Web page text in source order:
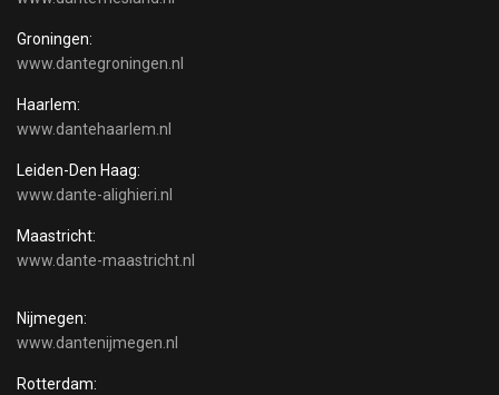
Groningen:
www.dantegroningen.nl
Haarlem:
www.dantehaarlem.nl
Leiden-Den Haag:
www.dante-alighieri.nl
Maastricht:
www.dante-maastricht.nl
Nijmegen:
www.dantenijmegen.nl
Rotterdam: